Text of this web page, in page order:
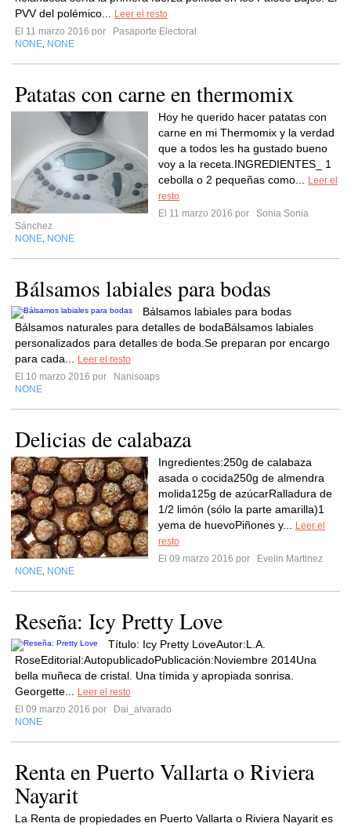
PVV del polémico...
Leer el resto
El 11 marzo 2016 por
Pasaporte Electoral
NONE NONE
Patatas con carne en thermomix
Hoy he querido hacer patatas con
carne en mi Thermomix y la verdad
que a todos les ha gustado bueno
voy a la receta.INGREDIENTES_ 1
cebolla o 2 pequeñas como...
Leer el
resto
El 11 marzo 2016 por
Sonia Sonia
Sánchez
NONE NONE
Bálsamos labiales para bodas
Bálsamos labiales para bodas
Bálsamos naturales para detalles de bodaBálsamos labiales
personalizados para detalles de boda.Se preparan por encargo
para cada...
Leer el resto
El 10 marzo 2016 por
Nanisoaps
NONE
Delicias de calabaza
Ingredientes:250g de calabaza
asada o cocida250g de almendra
molida125g de azúcarRalladura de
1/2 limón (sólo la parte amarilla)1
yema de huevoPiñones y...
Leer el
resto
El 09 marzo 2016 por
Evelin Martinez
NONE NONE
Reseña: Icy Pretty Love
Título: Icy Pretty LoveAutor:L.A.
RoseEditorial:AutopublicadoPublicación:Noviembre 2014Una
bella muñeca de cristal. Una tímida y apropiada sonrisa.
Georgette...
Leer el resto
El 09 marzo 2016 por
Dai_alvarado
NONE
Renta en Puerto Vallarta o Riviera
Nayarit
La Renta de propiedades en Puerto Vallarta o Riviera Nayarit es